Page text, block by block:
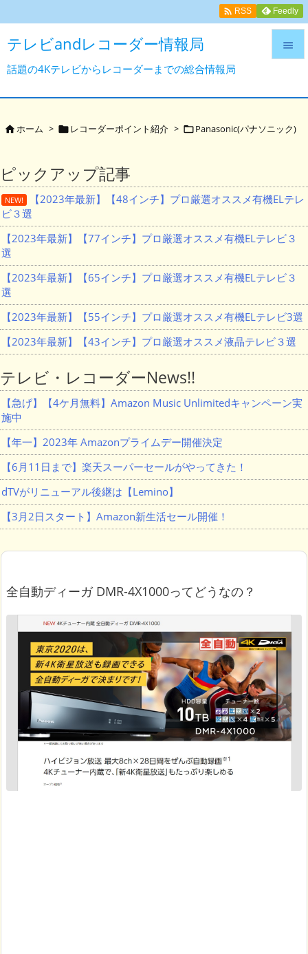
テレビandレコーダー情報局
話題の4Kテレビからレコーダーまでの総合情報局

サイド

次へ
検索
 RSS Feedly
ホーム >  レコーダーポイント紹介 > Panasonic(パナソニック)
ピックアップ記事
NEW!
【2023年最新】【48インチ】プロ厳選オススメ有機ELテレ
ビ３選
【2023年最新】【77インチ】プロ厳選オススメ有機ELテレビ３
選
【2023年最新】【65インチ】プロ厳選オススメ有機ELテレビ３
選
【2023年最新】【55インチ】プロ厳選オススメ有機ELテレビ3選
【2023年最新】【43インチ】プロ厳選オススメ液晶テレビ３選
テレビ・レコーダーNews!!
【急げ】【4ケ月無料】Amazon Music Unlimitedキャンペーン実
施中
【年一】2023年 Amazonプライムデー開催決定
【6月11日まで】楽天スーパーセールがやってきた！
dTVがリニューアル後継は【Lemino】
【3月2日スタート】Amazon新生活セール開催！
全自動ディーガ DMR-4X1000ってどうなの？